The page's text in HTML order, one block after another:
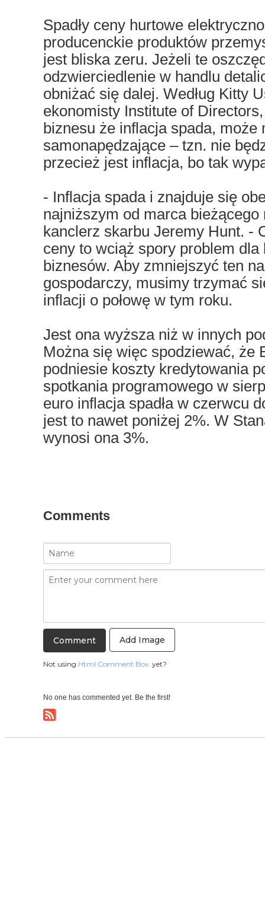
Spadły ceny hurtowe
producenckie produktów
jest bliska zeru. Jeżeli te
odzwierciedlenie w handlu
obniżać się dalej. Według Kitty
ekonomisty Institute of
biznesu że inflacja spada, może
samonapędzające – tzn. nie
przecież jest inflacja, bo tak
- Inflacja spada i znajduje się
najniższym od marca bieżącego
kanclerz skarbu Jeremy Hunt. -
ceny to wciąż spory problem dla
biznesów. Aby zmniejszyć ten
gospodarczy, musimy trzymać
inflacji o połowę w tym roku.
Jest ona wyższa niż w innych
Można się więc spodziewać, że
podniesie koszty kredytowania
spotkania programowego w
euro inflacja spadła w czerwcu
jest to nawet poniżej 2%. W
wynosi ona 3%.
Comments
Add Image
Not using Html Comment Box yet?
No one has commented yet. Be the first!